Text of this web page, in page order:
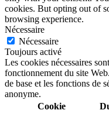
cookies. But opting out of
browsing experience.
Nécessaire
Nécessaire
Toujours activé
Les cookies nécessaires
fonctionnement du site
de base et les fonctions de
anonyme.
Cookie